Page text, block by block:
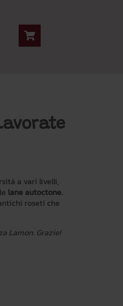
a vari livelli,
lane autoctone.
roseti che
Lamon. Grazie!